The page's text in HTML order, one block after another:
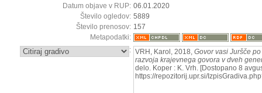
Datum objave v RUP: 06.01.2020
Število ogledov: 5889
Število prenosov: 157
Metapodatki:
: VRH, Karol, 2018, Govor vasi Juršče
razvoja krajevnega govora v dveh
delo. Koper : K. Vrh. [Dostopano 8
https://repozitorij.upr.si/